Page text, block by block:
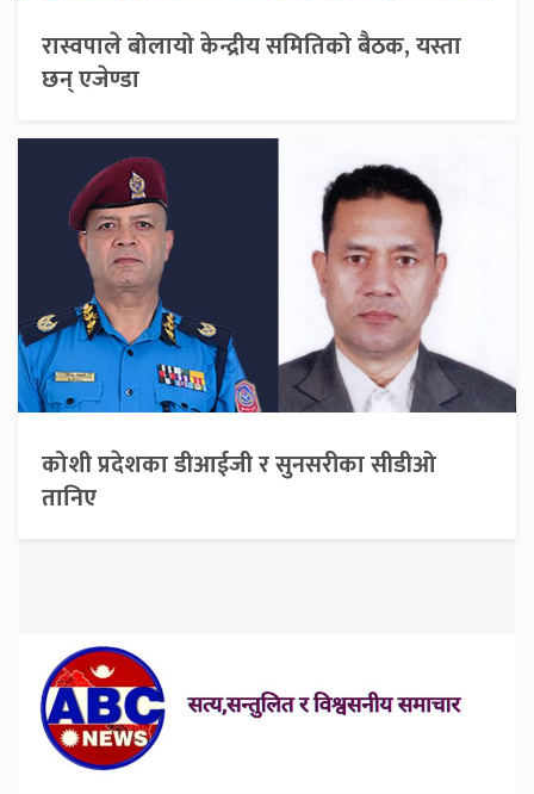
रास्वपाले बोलायो केन्द्रीय समितिको बैठक, यस्ता
छन् एजेण्डा
कोशी प्रदेशका डीआईजी र सुनसरीका सीडीओ
तानिए